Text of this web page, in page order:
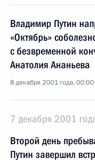
Владимир Путин
«Октябрь»
с безвременной
Анатолия Ананьева
8 декабря 2001 года, 00:00
7 декабря 2001
Второй день
Путин завершил